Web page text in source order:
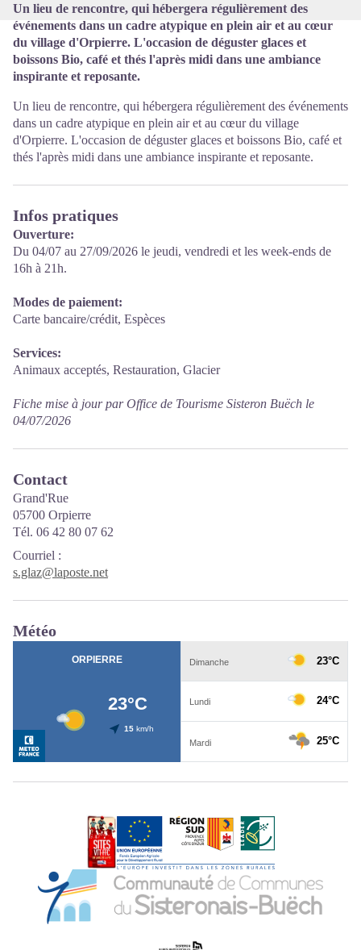
Un lieu de rencontre, qui hébergera régulièrement des
événements dans un cadre atypique en plein air et au cœur
du village d'Orpierre. L'occasion de déguster glaces et
boissons Bio, café et thés l'après midi dans une ambiance
inspirante et reposante.
Un lieu de rencontre, qui hébergera régulièrement des événements
dans un cadre atypique en plein air et au cœur du village
d'Orpierre. L'occasion de déguster glaces et boissons Bio, café et
thés l'après midi dans une ambiance inspirante et reposante.
Infos pratiques
Ouverture:
Du 04/07 au 27/09/2026 le jeudi, vendredi et les week-ends de
16h à 21h.
Modes de paiement:
Carte bancaire/crédit, Espèces
Services:
Animaux acceptés, Restauration, Glacier
Fiche mise à jour par Office de Tourisme Sisteron Buëch le
04/07/2026
Contact
Grand'Rue
05700 Orpierre
Tél. 06 42 80 07 62
Courriel :
s.glaz@laposte.net
Météo